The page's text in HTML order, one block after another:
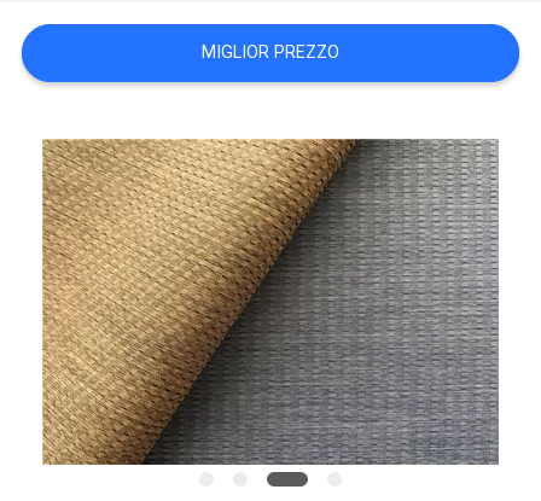
DEL
SITO
PRIVACY
POLICY
MIGLIOR PREZZO